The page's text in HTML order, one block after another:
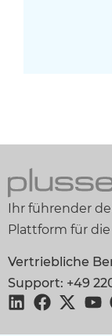
Ihr führender
Plattform für die
Vertriebliche
Support: +49